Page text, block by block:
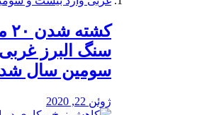
سنگ البرز
سومین سال شد
ژوئن 22, 2020